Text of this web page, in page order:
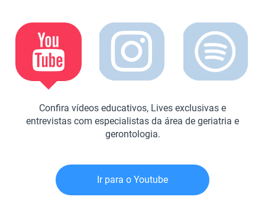
Confira vídeos educativos, Lives exclusivas e
entrevistas com especialistas da área de geriatria e
gerontologia.
Ir para o Youtube